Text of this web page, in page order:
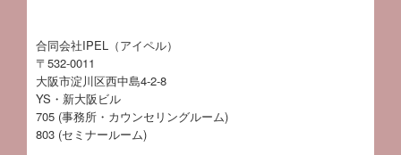
合同会社IPEL（アイペル）
〒532-0011
大阪市淀川区西中島4-2-8
YS・新大阪ビル
705 (事務所・カウンセリングルーム)
803 (セミナールーム)